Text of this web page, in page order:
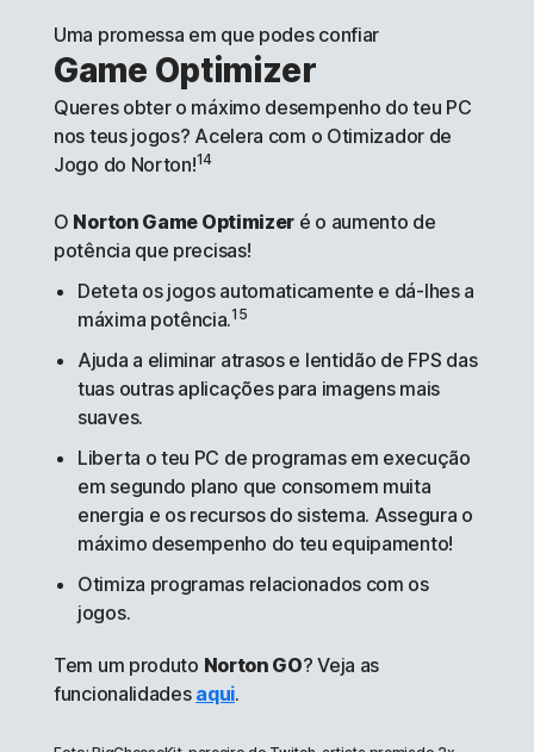
Uma promessa em que podes confiar
Game Optimizer
Queres obter o máximo desempenho do teu PC
nos teus jogos? Acelera com o Otimizador de
Jogo do Norton!14
O Norton Game Optimizer é o aumento de
potência que precisas!
Deteta os jogos automaticamente e dá-lhes a
máxima potência.15
Ajuda a eliminar atrasos e lentidão de FPS das
tuas outras aplicações para imagens mais
suaves.
Liberta o teu PC de programas em execução
em segundo plano que consomem muita
energia e os recursos do sistema. Assegura o
máximo desempenho do teu equipamento!
Otimiza programas relacionados com os
jogos.
Tem um produto Norton GO? Veja as
funcionalidades aqui.